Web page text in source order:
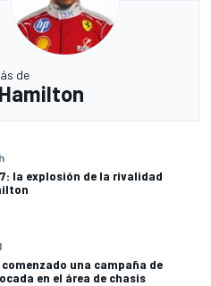
de
la explosión de la rivalidad
comenzado una campaña de
en el área de chasis